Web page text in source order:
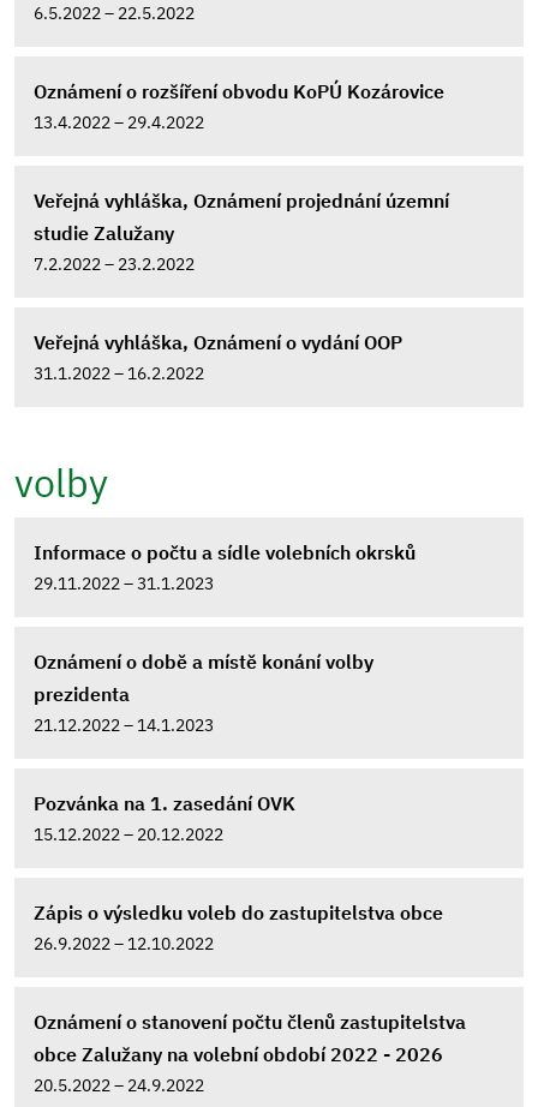
6.5.2022 – 22.5.2022
Oznámení o rozšíření obvodu KoPÚ Kozárovice
13.4.2022 – 29.4.2022
Veřejná vyhláška, Oznámení projednání územní
studie Zalužany
7.2.2022 – 23.2.2022
Veřejná vyhláška, Oznámení o vydání OOP
31.1.2022 – 16.2.2022
volby
Informace o počtu a sídle volebních okrsků
29.11.2022 – 31.1.2023
Oznámení o době a místě konání volby
prezidenta
21.12.2022 – 14.1.2023
Pozvánka na 1. zasedání OVK
15.12.2022 – 20.12.2022
Zápis o výsledku voleb do zastupitelstva obce
26.9.2022 – 12.10.2022
Oznámení o stanovení počtu členů zastupitelstva
obce Zalužany na volební období 2022 - 2026
20.5.2022 – 24.9.2022